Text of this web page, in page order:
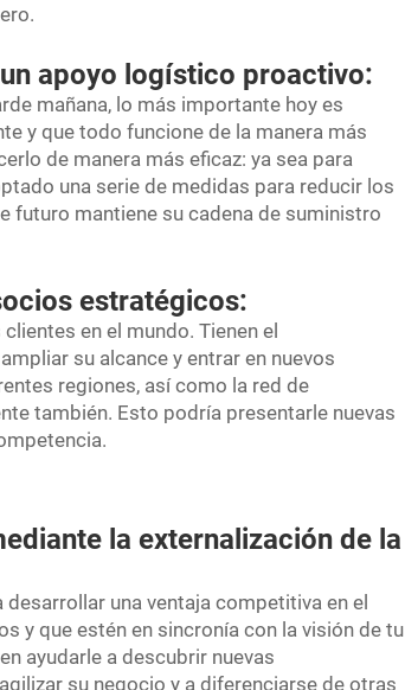
apoyo logístico proactivo:
mañana, lo más importante hoy es
y que todo funcione de la manera más
de manera más eficaz: ya sea para
una serie de medidas para reducir los
futuro mantiene su cadena de suministro
estratégicos:
en el mundo. Tienen el
su alcance y entrar en nuevos
regiones, así como la red de
también. Esto podría presentarle nuevas
la externalización de la
una ventaja competitiva en el
y que estén en sincronía con la visión de tu
ayudarle a descubrir nuevas
su negocio y a diferenciarse de otras